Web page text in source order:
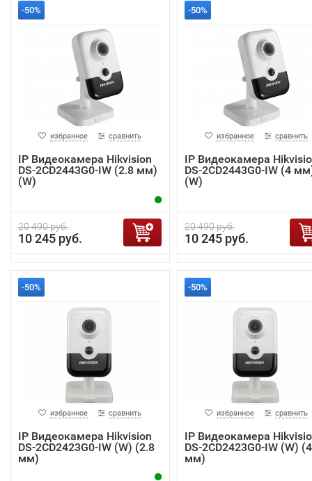
-50%
избранное сравнить
IP Видеокамера Hikvision
DS-2CD2443G0-IW (2.8 мм)
(W)
20 490 руб.
10 245 руб.
-50%
избранное сравнить
IP Видеокамера
DS-2CD2443G0-IW (4
(W)
20 490 руб.
10 245 руб.
-50%
избранное сравнить
IP Видеокамера Hikvision
DS-2CD2423G0-IW (W) (2.8
мм)
-50%
избранное сравнить
IP Видеокамера
DS-2CD2423G0-IW (W) (4
мм)